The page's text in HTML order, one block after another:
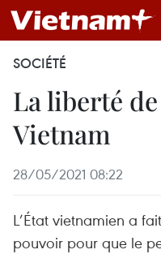
SOCIÉTÉ
La liberté
Vietnam
28/05/2021 08:22
L’État vietnamien a
pouvoir pour que le